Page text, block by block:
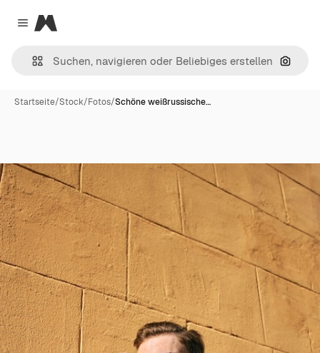
Close menu
Magnific
Nach
Startseite/Stock/Fotos/Schöne weißrussische…